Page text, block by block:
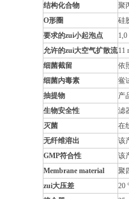
结构化合物
聚
O形圈
硅
要求的zui小起泡点
1,0
允许的zui大空气扩散流11
细菌截留
依
细菌内毒素
鲎
抽提物
产
生物安全性
滤
灭菌
在
无纤维溶出
该
GMP符合性
该
Membrane material
聚
zui大压差
20